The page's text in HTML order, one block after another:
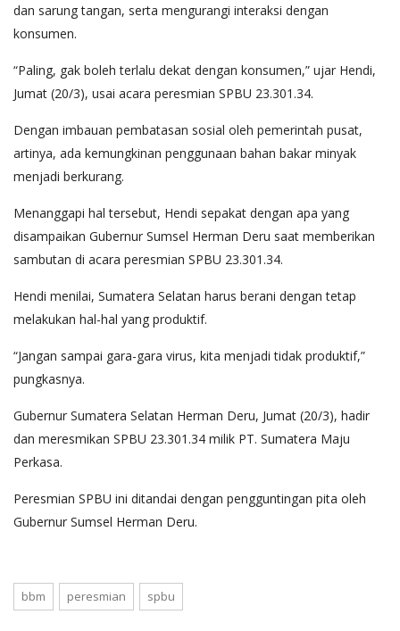
dan sarung tangan, serta mengurangi interaksi dengan
konsumen.
“Paling, gak boleh terlalu dekat dengan konsumen,” ujar Hendi,
Jumat (20/3), usai acara peresmian SPBU 23.301.34.
Dengan imbauan pembatasan sosial oleh pemerintah pusat,
artinya, ada kemungkinan penggunaan bahan bakar minyak
menjadi berkurang.
Menanggapi hal tersebut, Hendi sepakat dengan apa yang
disampaikan Gubernur Sumsel Herman Deru saat memberikan
sambutan di acara peresmian SPBU 23.301.34.
Hendi menilai, Sumatera Selatan harus berani dengan tetap
melakukan hal-hal yang produktif.
“Jangan sampai gara-gara virus, kita menjadi tidak produktif,”
pungkasnya.
Gubernur Sumatera Selatan Herman Deru, Jumat (20/3), hadir
dan meresmikan SPBU 23.301.34 milik PT. Sumatera Maju
Perkasa.
Peresmian SPBU ini ditandai dengan pengguntingan pita oleh
Gubernur Sumsel Herman Deru.
bbm peresmian spbu